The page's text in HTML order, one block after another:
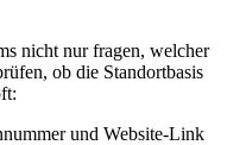
nicht nur fragen, welcher
ob die Standortbasis
und Website-Link